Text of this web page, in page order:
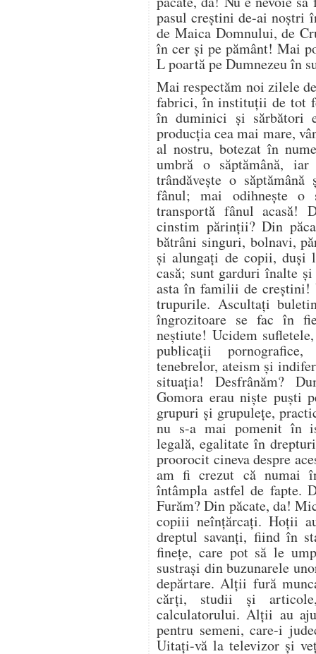
pasul creștini de-ai noștri
de Maica Domnului, de
în cer și pe pământ! Mai
L poartă pe Dumnezeu în
Mai respectăm noi zilele
fabrici, în instituții de tot
în duminici și sărbători
producția cea mai mare,
al nostru, botezat în
umbră o săptămână,
trândăvește o
fânul; mai odihnește o
transportă fânul acasă!
cinstim părinții? Din
bătrâni singuri, bolnavi,
și alungați de copii,
casă; sunt garduri înalte
asta în familii de creștini!
trupurile. Ascultați
îngrozitoare se fac în
neștiute! Ucidem
publicații
tenebrelor, ateism și
situația! Desfrânăm?
Gomora erau niște puști
grupuri și grupulețe,
nu s-a mai pomenit în
legală, egalitate în
proorocit cineva despre
am fi crezut că numai
întâmpla astfel de fapte.
Furăm? Din păcate, da!
copiii neînțărcați. Hoții
dreptul savanți, fiind în
finețe, care pot să le
sustrași din buzunarele
depărtare. Alții fură
cărți, studii și
calculatorului. Alții au
pentru semeni, care-i
Uitați-vă la televizor și